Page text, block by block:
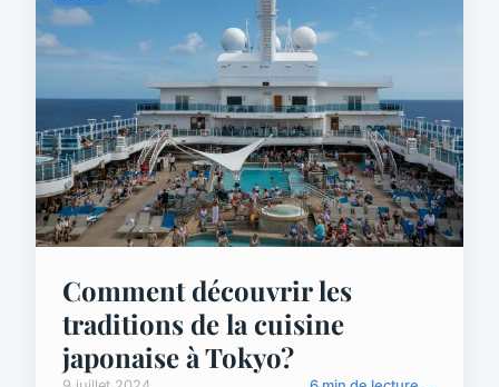
Comment découvrir les
traditions de la cuisine
japonaise à Tokyo?